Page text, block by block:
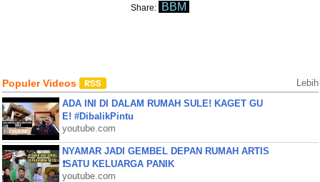
Share: BBM
Populer Videos Lebih
ADA INI DI DALAM RUMAH SULE! KAGET GU
E! #DibalikPintu
youtube.com
NYAMAR JADI GEMBEL DEPAN RUMAH ARTIS
❗SATU KELUARGA PANIK
youtube.com